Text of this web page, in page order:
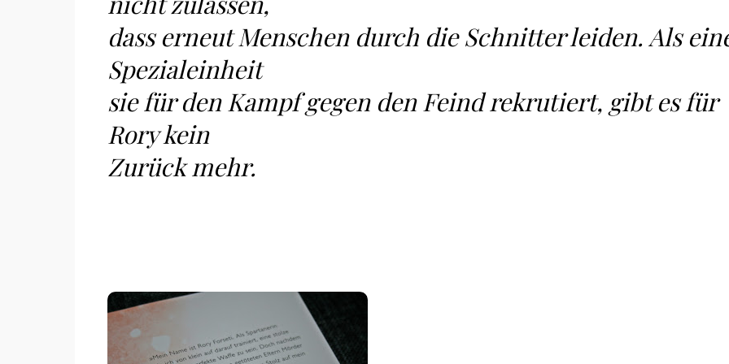
dass erneut Menschen durch die Schnitter leiden. Als
Spezialeinheit
sie für den Kampf gegen den Feind rekrutiert, gibt es für
Rory kein
Zurück mehr.